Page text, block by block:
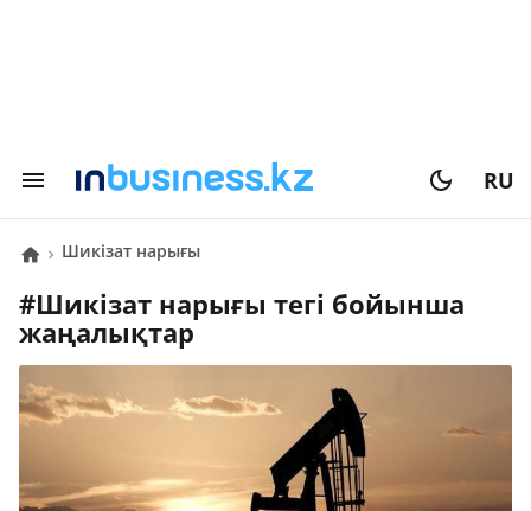
RU
шикізат нарығы
# шикізат нарығы тегі бойынша
жаңалықтар